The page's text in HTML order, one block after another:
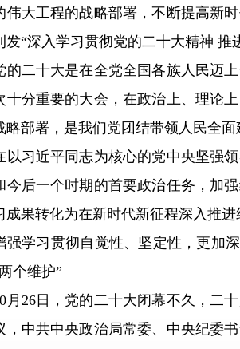
伟大工程的战略部署，不断提高新
发“深入学习贯彻党的二十大精神
十大是在全党全国各族人民迈上
十分重要的大会，在政治上、理论
略部署，是我们党团结带领人民全
近平同志为核心的党中央坚强领
今后一个时期的首要政治任务，加
成果转化为在新时代新征程深入推
习贯彻自觉性、坚定性，更加深
个维护”
日，党的二十大闭幕不久，二十
，中共中央政治局常委、中央纪委